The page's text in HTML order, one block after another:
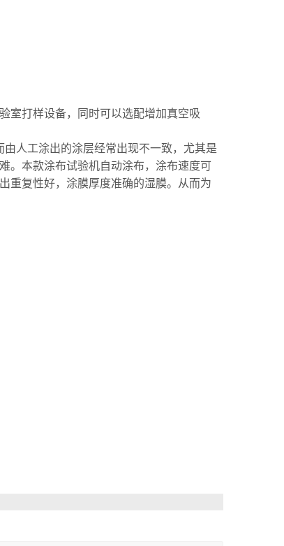
室打样设备，同时可以选配增加真空吸
人工涂出的涂层经常出现不一致，尤其是
。 本款涂布试验机自动涂布，涂布速度可
重复性好，涂膜厚度准确的湿膜。从而为